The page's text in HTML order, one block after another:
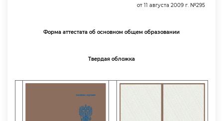
от 11 августа 2009 г. №295
Форма аттестата об основном общем образовании
Твердая обложка